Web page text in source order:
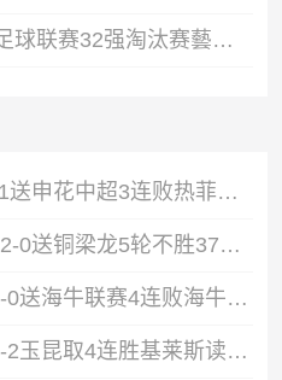
08月04日佛山西甲足球联赛32强淘汰赛藝品高國際VS湛江狂狼·粵辉能源全场录像
近3轮首胜！铁人3-1送申花中超3连败热菲尼奥双响邦本宜裕传射
终结2连败！新鹏城2-0送铜梁龙5轮不胜37岁姜至鹏破门韦斯利建功
笑傲德比！西海岸2-0送海牛联赛4连败海牛仍垫底西海岸升至第二
让二追三！津门虎3-2玉昆取4连胜基莱斯读秒绝杀萨尔瓦多破门